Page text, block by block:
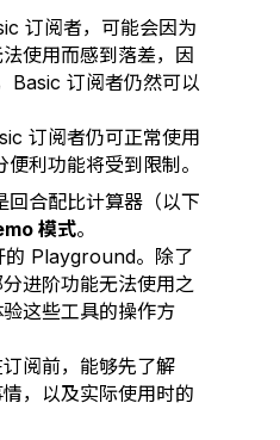
订阅者，可能会因为
使用而感到落差，因
Basic 订阅者仍然可以
订阅者仍可正常使用
利功能将受到限制。
回合配比计算器（以下
模式。
的 Playground。除了
进阶功能无法使用之
这些工具的操作方
阅前，能够先了解
，以及实际使用时的